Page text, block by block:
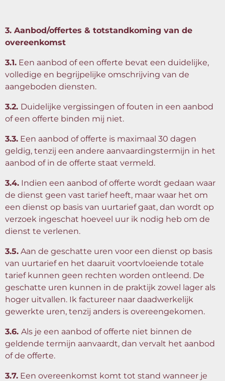
3. Aanbod/offertes & totstandkoming van de
overeenkomst
3.1. Een aanbod of een offerte bevat een duidelijke,
volledige en begrijpelijke omschrijving van de
aangeboden diensten.
3.2. Duidelijke vergissingen of fouten in een aanbod
of een offerte binden mij niet.
3.3. Een aanbod of offerte is maximaal 30 dagen
geldig, tenzij een andere aanvaardingstermijn in het
aanbod of in de offerte staat vermeld.
3.4. Indien een aanbod of offerte wordt gedaan waar
de dienst geen vast tarief heeft, maar waar het om
een dienst op basis van uurtarief gaat, dan wordt op
verzoek ingeschat hoeveel uur ik nodig heb om de
dienst te verlenen.
3.5. Aan de geschatte uren voor een dienst op basis
van uurtarief en het daaruit voortvloeiende totale
tarief kunnen geen rechten worden ontleend. De
geschatte uren kunnen in de praktijk zowel lager als
hoger uitvallen. Ik factureer naar daadwerkelijk
gewerkte uren, tenzij anders is overeengekomen.
3.6. Als je een aanbod of offerte niet binnen de
geldende termijn aanvaardt, dan vervalt het aanbod
of de offerte.
3.7. Een overeenkomst komt tot stand wanneer je